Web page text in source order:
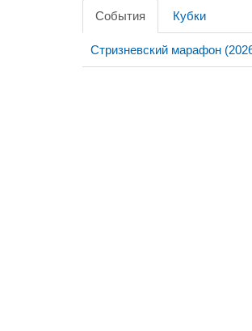
События Кубки
Стризневский марафон